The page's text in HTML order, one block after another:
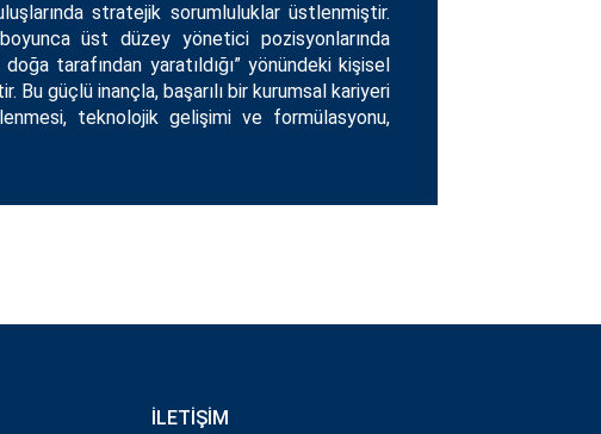
stratejik sorumluluklar üstlenmiştir.
üst düzey yönetici pozisyonlarında
tarafından yaratıldığı” yönündeki kişisel
güçlü inançla, başarılı bir kurumsal kariyeri
teknolojik gelişimi ve formülasyonu,
İLETIŞIM